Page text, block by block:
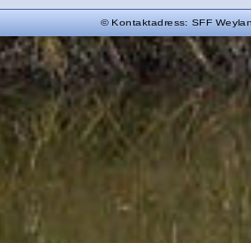
© Kontaktadress: SFF